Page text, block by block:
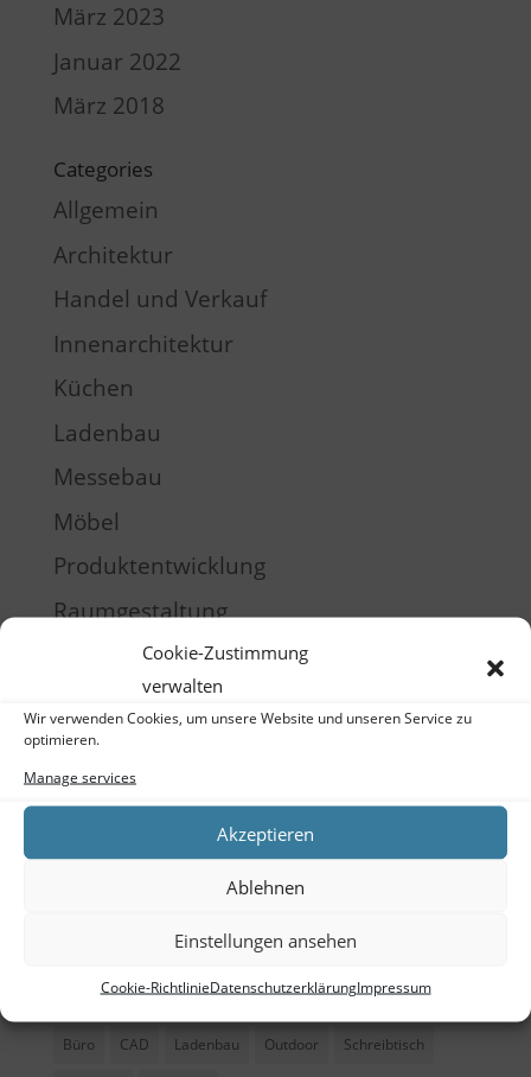
Cookie-Zustimmung
verwalten
Wir verwenden Cookies, um unsere Website und unseren Service zu
optimieren.
Manage services
Akzeptieren
Ablehnen
Einstellungen ansehen
Cookie-RichtlinieDatenschutzerklärungImpressum
März 2023
Januar 2022
März 2018
Categories
Allgemein
Architektur
Handel und Verkauf
Innenarchitektur
Küchen
Ladenbau
Messebau
Möbel
Produktentwicklung
Raumgestaltung
Schulung
Log in
WordPress.org
Büro CAD Ladenbau Outdoor Schreibtisch